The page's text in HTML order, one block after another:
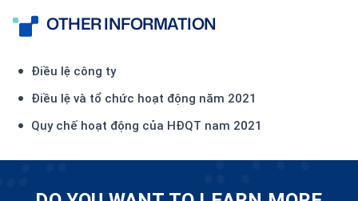
OTHER INFORMATION
Điều lệ công ty
Điều lệ và tổ chức hoạt động năm 2021
Quy chế hoạt động của HĐQT nam 2021